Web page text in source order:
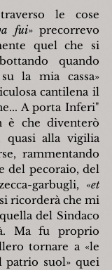
fui» precorrevo
quel che si
quando
la mia cassa»
cantilena il
A porta Inferi"
che diventerò
quasi alla vigilia
rammentando
del pecoraio, del
garbugli, «et
si ricorderà che mi
del Sindaco
Ma fu proprio
tornare a «le
patrio suol» quei